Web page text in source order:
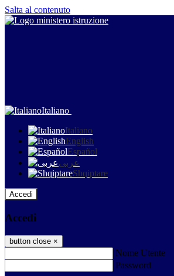
Salta al contenuto
Italiano
Italiano
English
Español
عربى
Shqiptare
Accedi
Accedi
button close ×
Nome Utente
Password